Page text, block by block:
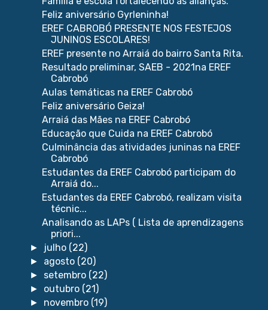
Feliz aniversário Gyrleninha!
EREF CABROBÓ PRESENTE NOS FESTEJOS
JUNINOS ESCOLARES!
EREF presente no Arraiá do bairro Santa Rita.
Resultado preliminar, SAEB - 2021na EREF
Cabrobó
Aulas temáticas na EREF Cabrobó
Feliz aniversário Geiza!
Arraiá das Mães na EREF Cabrobó
Educação que Cuida na EREF Cabrobó
Culminância das atividades juninas na EREF
Cabrobó
Estudantes da EREF Cabrobó participam do
Arraiá do...
Estudantes da EREF Cabrobó, realizam visita
técnic...
Analisando as LAPs ( Lista de aprendizagens
priori...
► julho (22)
► agosto (20)
► setembro (22)
► outubro (21)
► novembro (19)